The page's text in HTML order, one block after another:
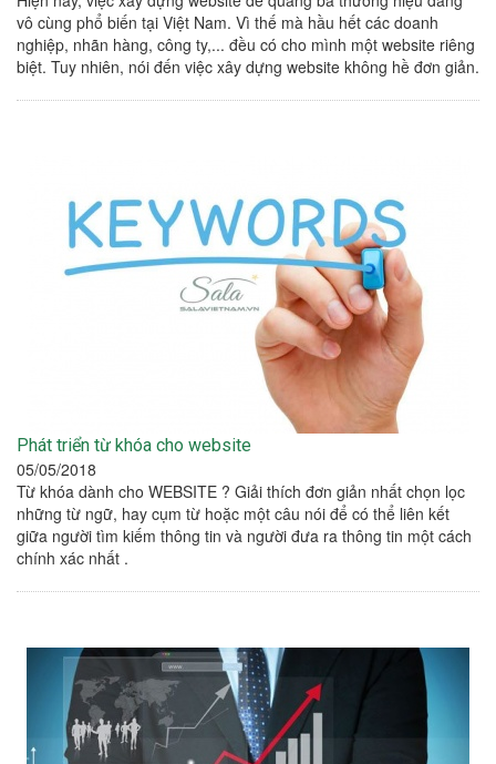
vô cùng phổ biến tại Việt Nam. Vì thế mà hầu hết các doanh
nghiệp, nhãn hàng, công ty,... đều có cho mình một website riêng
biệt. Tuy nhiên, nói đến việc xây dựng website không hề đơn giản.
Phát triển từ khóa cho website
05/05/2018
Từ khóa dành cho WEBSITE ? Giải thích đơn giản nhất chọn lọc
những từ ngữ, hay cụm từ hoặc một câu nói để có thể liên kết
giữa người tìm kiếm thông tin và người đưa ra thông tin một cách
chính xác nhất .